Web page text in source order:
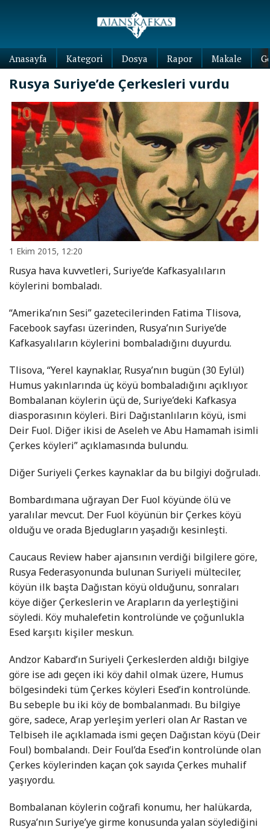
Anasayfa Kategori Dosya Rapor Makale
Rusya Suriye’de Çerkesleri vurdu
1 Ekim 2015, 12:20
Rusya hava kuvvetleri, Suriye’de Kafkasyalıların
köylerini bombaladı.
“Amerika’nın Sesi” gazetecilerinden Fatima Tlisova,
Facebook sayfası üzerinden, Rusya’nın Suriye’de
Kafkasyalıların köylerini bombaladığını duyurdu.
Tlisova, “Yerel kaynaklar, Rusya’nın bugün (30 Eylül)
Humus yakınlarında üç köyü bombaladığını açıklıyor.
Bombalanan köylerin üçü de, Suriye’deki Kafkasya
diasporasının köyleri. Biri Dağıstanlıların köyü, ismi
Deir Fuol. Diğer ikisi de Aseleh ve Abu Hamamah isimli
Çerkes köyleri” açıklamasında bulundu.
Diğer Suriyeli Çerkes kaynaklar da bu bilgiyi doğruladı.
Bombardımana uğrayan Der Fuol köyünde ölü ve
yaralılar mevcut. Der Fuol köyünün bir Çerkes köyü
olduğu ve orada Bjedugların yaşadığı kesinleşti.
Caucaus Review haber ajansının verdiği bilgilere göre,
Rusya Federasyonunda bulunan Suriyeli mülteciler,
köyün ilk başta Dağıstan köyü olduğunu, sonraları
köye diğer Çerkeslerin ve Arapların da yerleştiğini
söyledi. Köy muhalefetin kontrolünde ve çoğunlukla
Esed karşıtı kişiler meskun.
Andzor Kabard’ın Suriyeli Çerkeslerden aldığı bilgiye
göre ise adı geçen iki köy dahil olmak üzere, Humus
bölgesindeki tüm Çerkes köyleri Esed’in kontrolünde.
Bu sebeple bu iki köy de bombalanmadı. Bu bilgiye
göre, sadece, Arap yerleşim yerleri olan Ar Rastan ve
Telbiseh ile açıklamada ismi geçen Dağıstan köyü (Deir
Foul) bombalandı. Deir Foul’da Esed’in kontrolünde olan
Çerkes köylerinden kaçan çok sayıda Çerkes muhalif
yaşıyordu.
Bombalanan köylerin coğrafi konumu, her halükarda,
Rusya’nın Suriye’ye girme konusunda yalan söylediğini